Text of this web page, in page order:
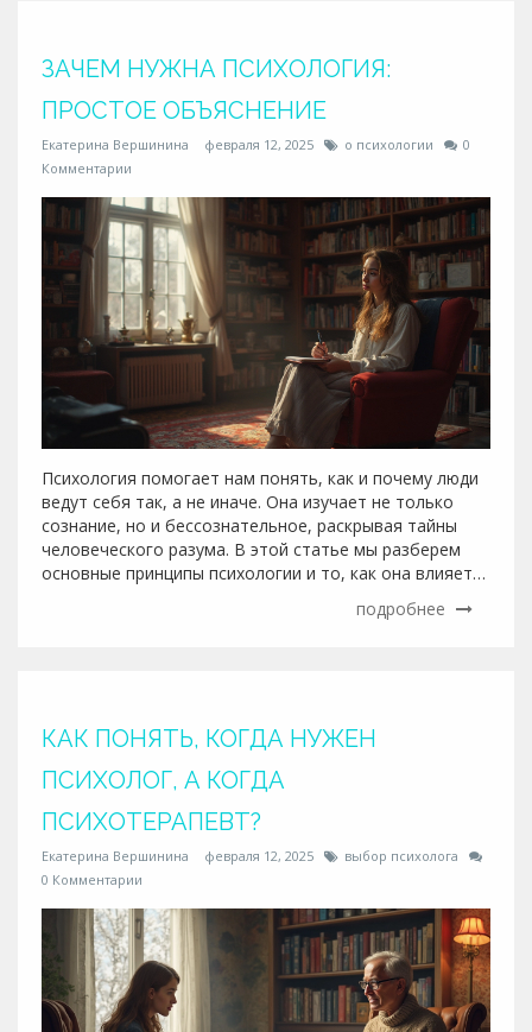
ЗАЧЕМ НУЖНА ПСИХОЛОГИЯ:
ПРОСТОЕ ОБЪЯСНЕНИЕ
Екатерина Вершинина февраля 12, 2025 о психологии
0
Комментарии
Психология помогает нам понять, как и почему люди
ведут себя так, а не иначе. Она изучает не только
сознание, но и бессознательное, раскрывая тайны
человеческого разума. В этой статье мы разберем
основные принципы психологии и то, как она влияет
на нашу повседневную жизнь. Наша задача - показать,
как психология может помочь в решении реальных
подробнее
КАК ПОНЯТЬ, КОГДА НУЖЕН
ПСИХОЛОГ, А КОГДА
ПСИХОТЕРАПЕВТ?
Екатерина Вершинина февраля 12, 2025
выбор психолога
0 Комментарии